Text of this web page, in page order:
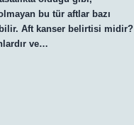
bu tür aftlar bazı
Aft kanser belirtisi midir?
ve…